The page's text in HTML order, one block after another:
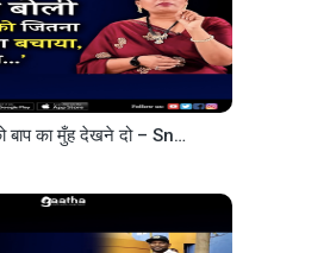
वो बोले _बच्चों को बाप का मुँह देखने दो – Sneha Bhalerao